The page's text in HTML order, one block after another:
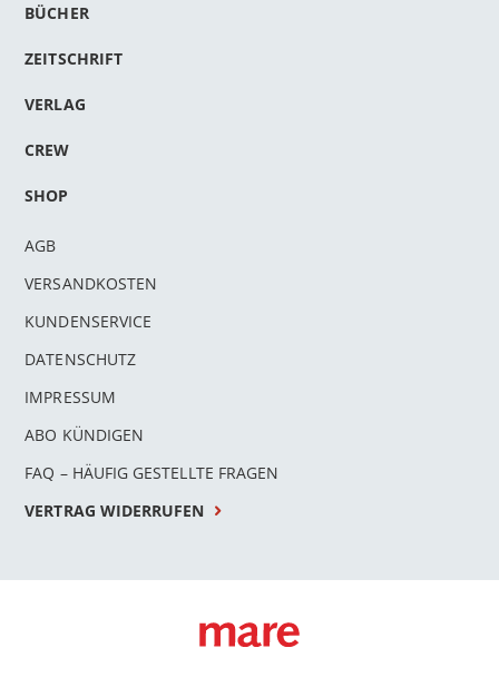
BÜCHER
ZEITSCHRIFT
VERLAG
CREW
SHOP
AGB
VERSANDKOSTEN
KUNDENSERVICE
DATENSCHUTZ
IMPRESSUM
ABO KÜNDIGEN
FAQ – HÄUFIG GESTELLTE FRAGEN
VERTRAG WIDERRUFEN